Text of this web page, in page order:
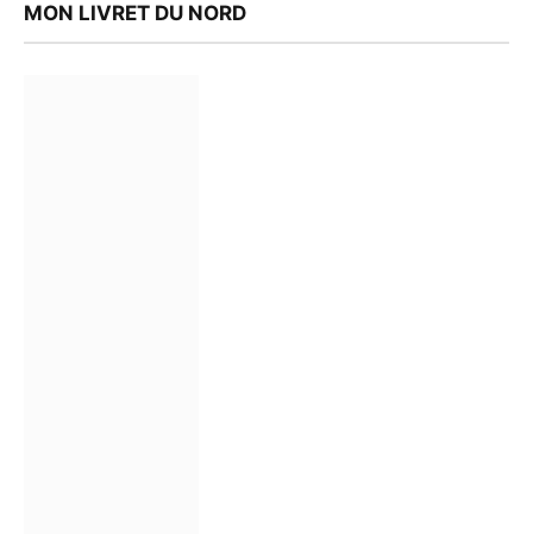
MON LIVRET DU NORD